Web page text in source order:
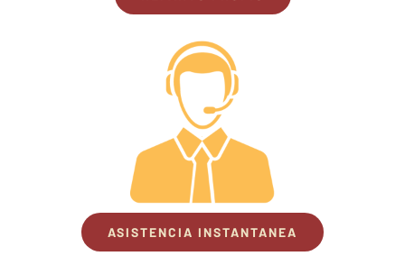
ASISTENCIA INSTANTANEA